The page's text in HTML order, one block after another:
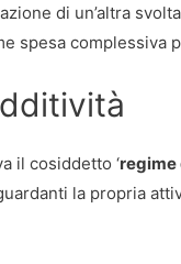
di un’altra
spesa complessiva
il cosiddetto ‘regime
la propria